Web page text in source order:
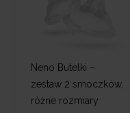
Neno Butelki –
zestaw 2 smoczków,
różne rozmiary